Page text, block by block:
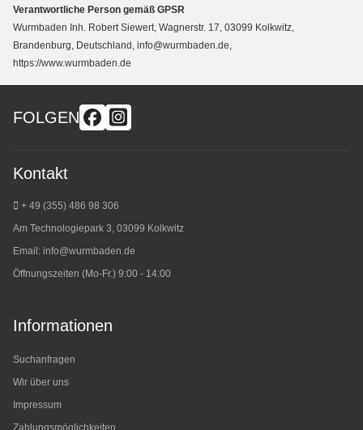
Verantwortliche Person gemäß GPSR
Wurmbaden Inh. Robert Siewert, Wagnerstr. 17, 03099 Kolkwitz,
Brandenburg, Deutschland, info@wurmbaden.de,
https://www.wurmbaden.de
FOLGEN
Kontakt
+ 49 (355) 486 98 306
Am Technologiepark 3, 03099 Kolkwitz
Email: info@wurmbaden.de
Öffnungszeiten (Mo-Fr.) 9:00 - 14:00
Informationen
Suchanfragen
Wir über uns
Impressum
Zahlungsmöglichkeiten